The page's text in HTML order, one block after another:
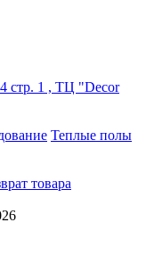
стр. 1 , ТЦ "Decor
Теплые полы
товара